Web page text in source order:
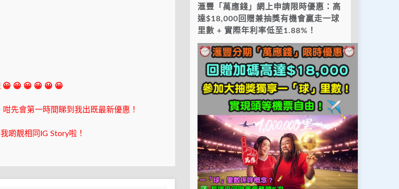
😀 😀 😀 😀 😀 😀
咁先會第一時間睇到我出既最新優惠！
我啲靚相同IG Story啦！
滙豐「萬應錢」網上申請限時優惠：高
達$18,000回贈兼抽獎有機會贏走一球
里數 + 實際年利率低至1.88%！